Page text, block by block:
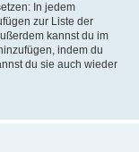
In jedem
zur Liste der
kannst du im
indem du
du sie auch wieder